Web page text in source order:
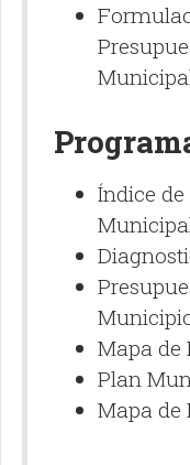
Índice
Mapa de
Plan
Mapa de